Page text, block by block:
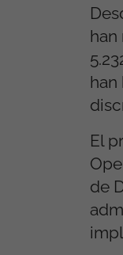
han
han
El
de